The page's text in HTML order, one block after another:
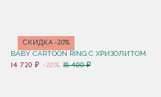
СКИДКА -20%
BABY CARTOON RING С ХРИЗОЛИТОМ
14 720 ₽ -20% 18 400 ₽